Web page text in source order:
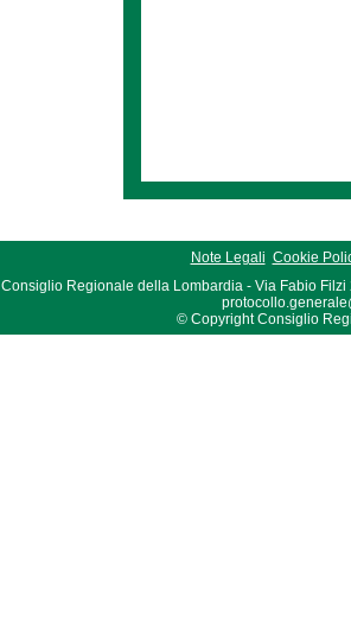
Note Legali Cookie
Consiglio Regionale della Lombardia - Via Fabio Filzi
© Copyright Consiglio